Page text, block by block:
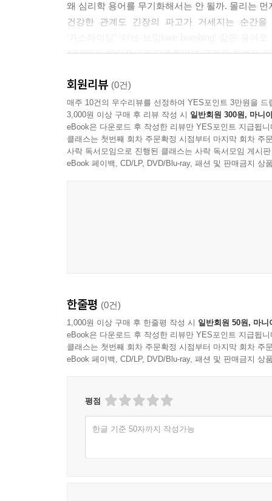
왜 심리학 용어를 무기화해서는 안 될까. 몰리는
건강한 관계도 긴장의 파고가 거세지는 순간
상대마저 방어적으로 대응한다면 관계의 회복은
있었다면 심리학 용어의 무기화는 더 치명적인
누구보다 그 자신이 가장 괴로워하며 달라지고
제때 받지 못해 증상이 악화될 수 있다.
이외에도 무기화된 심리학 용어를 경계해야 할
제공하기 어려워지기 때문이다. 몰리는 실제 학대
이들에게 시급한 언어를 되찾아주는 작업이다.
진짜 학대적 관계인지 서로 실수하는 평범한 관계
상대를 끌어안을지 떠날지 판단하도록 돕는 지침서
책에서는 흔히 잘못 쓰이는 아홉 가지 용어, ‘가스
침범’ ‘경계선 성격장애’를 다룬다. 용어의 정확
4장에서는 먼저 가스라이팅의 실제 사례를 제시
회원리뷰 (0건)
매주 10건의 우수리뷰를 선정하여 YES포인트 3만원을 드
3,000원 이상 구매 후 리뷰 작성 시 일반회원 300원, 마니
eBook은 다운로드 후 작성한 리뷰만 YES포인트 지급됩니
클래스는 첫번째 회차 주문확정 시점부터 마지막 회차 주
사락 독서모임으로 진행된 클래스는 사락 독서모임 게시
eBook 페이백, CD/LP, DVD/Blu-ray, 패션 및 판매금지 상
한줄평 (0건)
1,000원 이상 구매 후 한줄평 작성 시 일반회원 50원, 마니
eBook은 다운로드 후 작성한 리뷰만 YES포인트 지급됩니
클래스는 첫번째 회차 주문확정 시점부터 마지막 회차 주
eBook 페이백, CD/LP, DVD/Blu-ray, 패션 및 판매금지 상
평점
한글 기준 50자까지 작성가능